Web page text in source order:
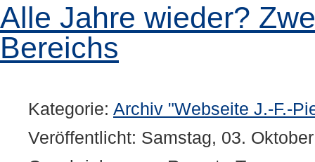
Alle Jahre wieder?
Bereichs
Kategorie: Archiv "Webseite J.-F.-
Veröffentlicht: Samstag, 03.